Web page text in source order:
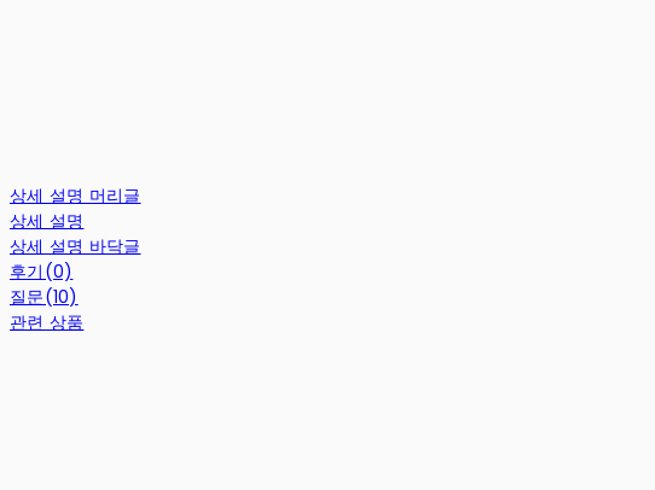
상세 설명 머리글
상세 설명
상세 설명 바닥글
후기(0)
질문(10)
관련 상품